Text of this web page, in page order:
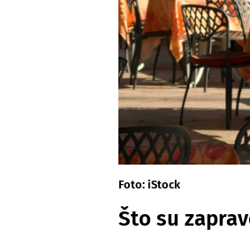
Foto: iStock
Što su